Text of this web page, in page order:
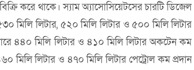
করে থাকে। স্যাম অ্যাসোসিয়েটসের চারটি ডিজেল
মিলি লিটার, ৫২০ মিলি লিটার ও ৫০০ মিলি লিটার
৪৪০ মিলি লিটার ও ৪১০ মিলি লিটার অকটেন কম
মিলি লিটার ও ৪৭০ মিলি লিটার পেট্রোল কম প্রদান